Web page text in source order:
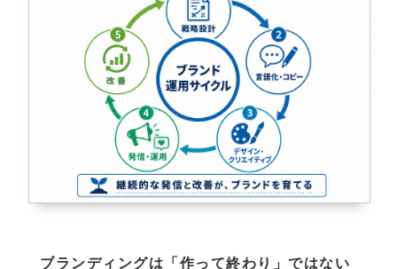
ブランディングは「作って終わり」ではない